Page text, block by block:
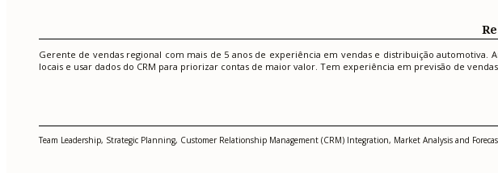
Gerente de vendas regional com mais de 5 anos de experiência em vendas e distribuição
locais e usar dados do CRM para priorizar contas de maior valor. Tem experiência em previsão de
Team Leadership, Strategic Planning, Customer Relationship Management (CRM) Integration, Market Analysis and